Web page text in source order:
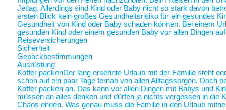
Jetlag. Allerdings sind Kind oder Baby nicht so stark davon
ersten Blick kein großes Gesundheitsrisiko für ein gesundes
Gesundheit von Kind oder Baby schaden können. Bei einem
gesunden Kind oder einem gesunden Baby vor allen Dingen
Reiseversicherungen
Sicherheit
Gepäckbestimmungen
Ausrüstung
Koffer packenDer lang ersehnte Urlaub mit der Familie steht
schon auf ein paar Tage fernab von allen Alltagssorgen. Doch
Koffer packen an. Das kann vor allen Dingen mit Babys und
müssen an alles denken und dürfen ja nichts vergessen in die
Chaos enden. Was genau muss die Familie in den Urlaub